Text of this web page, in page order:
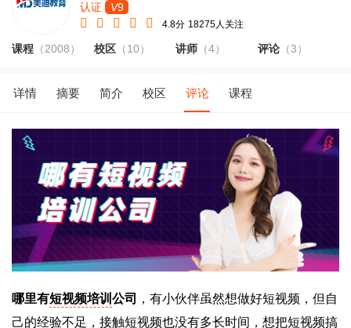
认证
V9
4.8分 18275人关注
课程 （2008） 校区（10） 讲师 （4） 评论（3）
详情 摘要 简介 校区 评论 课程
哪里有短视频培训 公司
，有小伙伴虽然想做好短视频，但自
己的经验不足，接触短视频也没有多长时间，想把短视频搞